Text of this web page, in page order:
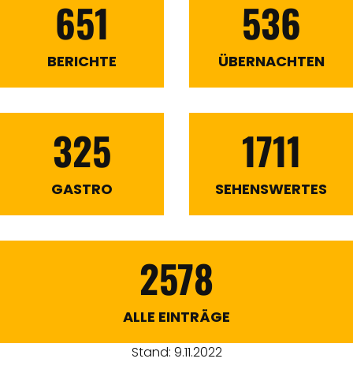
651
BERICHTE
536
ÜBERNACHTEN
325
GASTRO
1711
SEHENSWERTES
2578
ALLE EINTRÄGE
Stand: 9.11.2022